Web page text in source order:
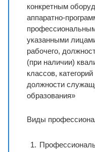
конкретным
аппаратно-
указанными
рабочего,
(при наличии)
классов,
должности
образования»
Виды